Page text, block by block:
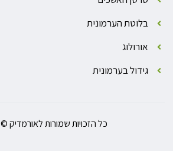
בלוטת הערמונית
אורולוג
גידול בערמונית
כל הזכויות שמורות לאורמדיק © 2022 .